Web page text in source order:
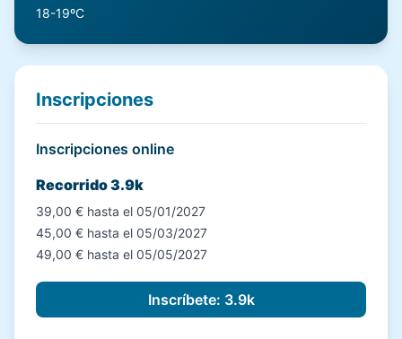
18-19ºC
Inscripciones
Inscripciones online
Recorrido 3.9k
39,00 € hasta el 05/01/2027
45,00 € hasta el 05/03/2027
49,00 € hasta el 05/05/2027